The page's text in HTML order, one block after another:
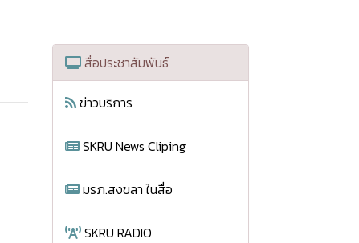
สื่อประชาสัมพันธ์
ข่าวบริการ
SKRU News Cliping
มรภ.สงขลา ในสื่อ
SKRU RADIO